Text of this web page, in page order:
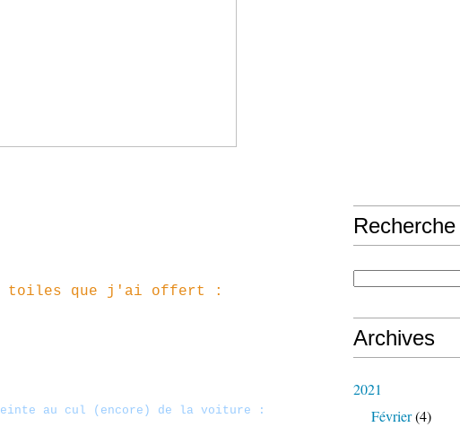
toiles que j'ai offert :
au cul (encore) de la voiture :
Recherche
Archives
2021
Février(4)